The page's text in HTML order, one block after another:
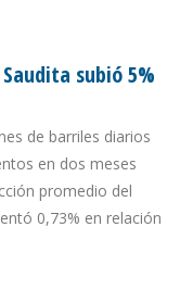
subió 5%
de barriles diarios
en dos meses
promedio del
0,73% en relación